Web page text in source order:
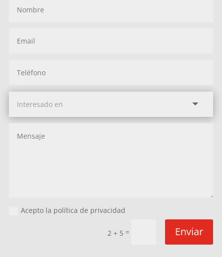
Acepto la política de privacidad
2 + 5 = Enviar